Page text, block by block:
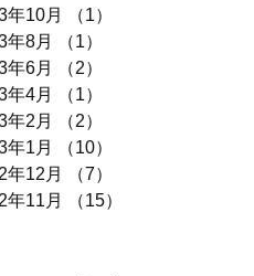
年10月
（1）
年8月
（1）
年6月
（2）
年4月
（1）
年2月
（2）
年1月
（10）
年12月
（7）
年11月
（15）